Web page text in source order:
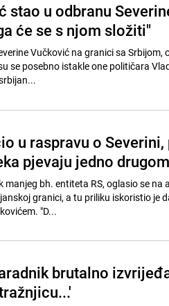
stao u odbranu
će se s njom složiti"
Vučković na granici sa Srbijom,
se posebno istakle one političara
u raspravu o Severini,
pjevaju jedno
manjeg bh. entiteta RS, oglasio se
granici, a tu priliku iskoristio je
"D...
brutalno